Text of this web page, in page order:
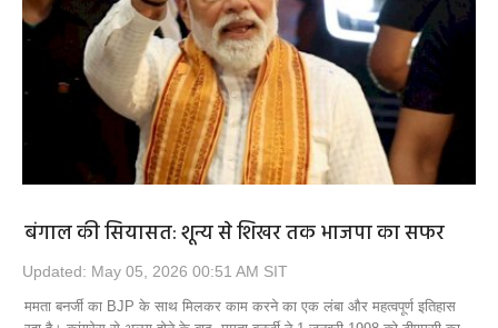
Opinion
Health & Lifestyle
Photo Gallery
बंगाल की सियासत: शून्य से शिखर तक भाजपा का सफर
Updated: May 05, 2026 00:51 AM SIT
ममता बनर्जी का BJP के साथ मिलकर काम करने का एक लंबा और महत्वपूर्ण इतिहास